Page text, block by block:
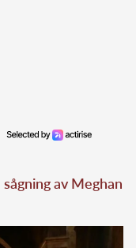
av Meghan